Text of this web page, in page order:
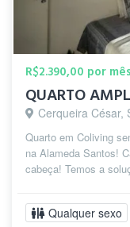
R$2.390,00 por mês
Cerqueira César,
Quarto em Coliving
na Alameda Santos!
cabeça! Temos a
Qualquer sexo